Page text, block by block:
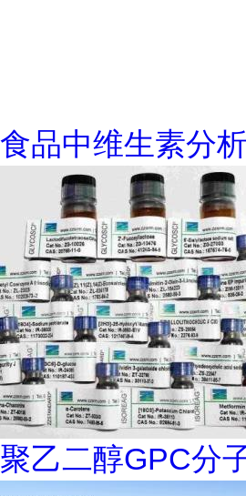
食品中维生素分
聚乙二醇GPC分